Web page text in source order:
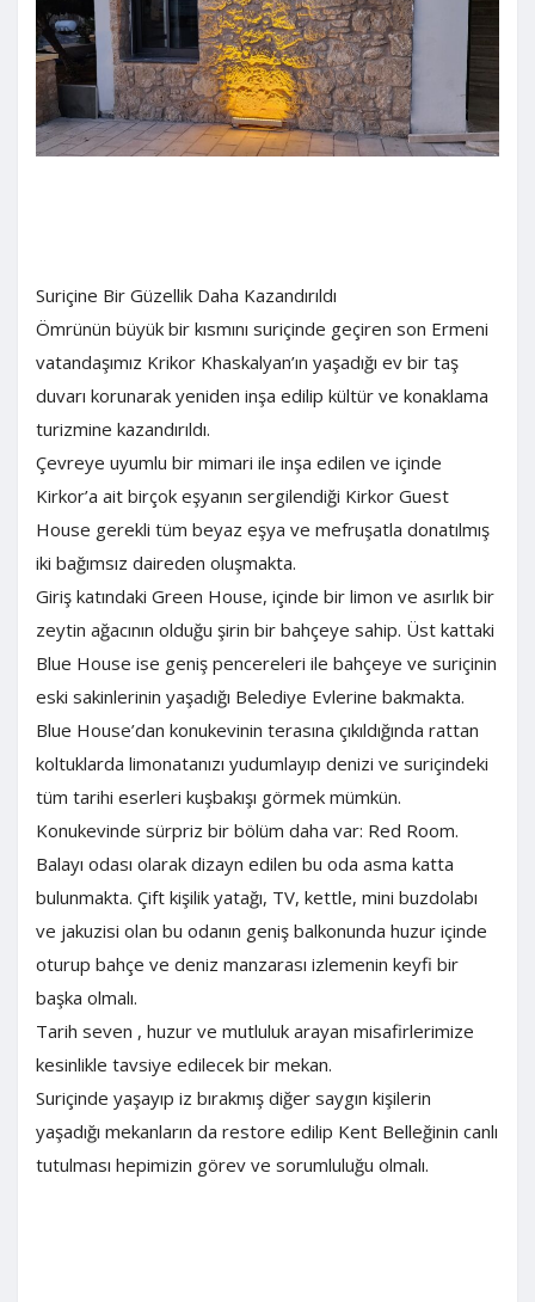
Suriçine Bir Güzellik Daha Kazandırıldı
Ömrünün büyük bir kısmını suriçinde geçiren son Ermeni
vatandaşımız Krikor Khaskalyan’ın yaşadığı ev bir taş
duvarı korunarak yeniden inşa edilip kültür ve konaklama
turizmine kazandırıldı.
Çevreye uyumlu bir mimari ile inşa edilen ve içinde
Kirkor’a ait birçok eşyanın sergilendiği Kirkor Guest
House gerekli tüm beyaz eşya ve mefruşatla donatılmış
iki bağımsız daireden oluşmakta.
Giriş katındaki Green House, içinde bir limon ve asırlık bir
zeytin ağacının olduğu şirin bir bahçeye sahip. Üst kattaki
Blue House ise geniş pencereleri ile bahçeye ve suriçinin
eski sakinlerinin yaşadığı Belediye Evlerine bakmakta.
Blue House’dan konukevinin terasına çıkıldığında rattan
koltuklarda limonatanızı yudumlayıp denizi ve suriçindeki
tüm tarihi eserleri kuşbakışı görmek mümkün.
Konukevinde sürpriz bir bölüm daha var: Red Room.
Balayı odası olarak dizayn edilen bu oda asma katta
bulunmakta. Çift kişilik yatağı, TV, kettle, mini buzdolabı
ve jakuzisi olan bu odanın geniş balkonunda huzur içinde
oturup bahçe ve deniz manzarası izlemenin keyfi bir
başka olmalı.
Tarih seven , huzur ve mutluluk arayan misafirlerimize
kesinlikle tavsiye edilecek bir mekan.
Suriçinde yaşayıp iz bırakmış diğer saygın kişilerin
yaşadığı mekanların da restore edilip Kent Belleğinin canlı
tutulması hepimizin görev ve sorumluluğu olmalı.